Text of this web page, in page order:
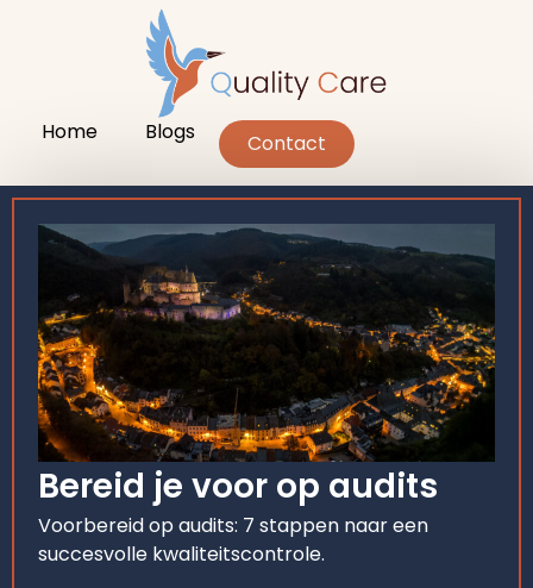
Home Blogs Contact
Bereid je voor op audits
Voorbereid op audits: 7 stappen naar een
succesvolle kwaliteitscontrole.